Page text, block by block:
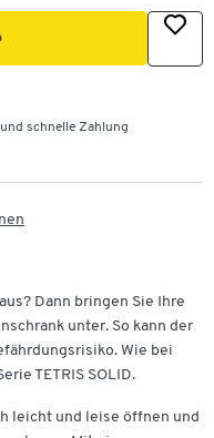
schnelle Zahlung
Dann bringen Sie Ihre
unter. So kann der
Wie bei
TETRIS SOLID.
leicht und leise öffnen und